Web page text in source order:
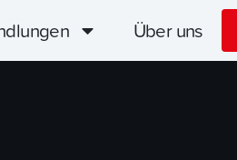
Über uns